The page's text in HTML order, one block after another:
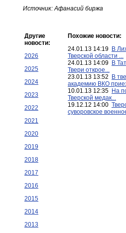
Источник: Афанасий биржа
Другие
новости:
2026
2025
2024
2023
2022
2021
2020
2019
2018
2017
2016
2015
2014
2013
Похожие новости:
24.01.13 14:19 В
Тверской области ...
24.01.13 14:09 В
Твери открое...
23.01.13 13:52
В
академию ВКО
10.01.13 12:35 На
Тверской медак...
19.12.12 14:00
суворовское